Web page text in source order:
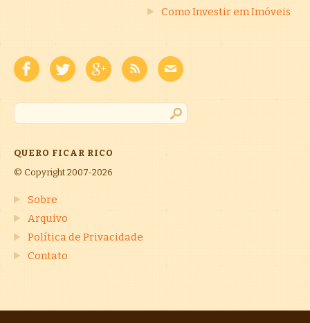
Como Investir em Imóveis
QUERO FICAR RICO
© Copyright 2007-2026
Sobre
Arquivo
Política de Privacidade
Contato